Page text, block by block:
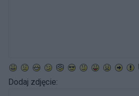
Dodaj zdjęcie: